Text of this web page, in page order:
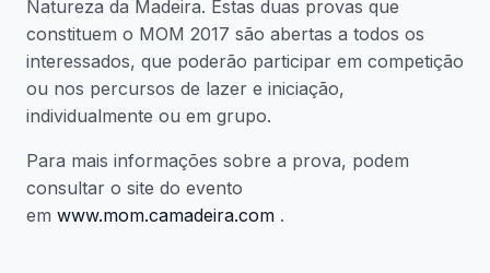
Natureza da Madeira. Estas duas provas que
constituem o MOM 2017 são abertas a todos os
interessados, que poderão participar em competição
ou nos percursos de lazer e iniciação,
individualmente ou em grupo.
Para mais informações sobre a prova, podem
consultar o site do evento
em www.mom.camadeira.com .